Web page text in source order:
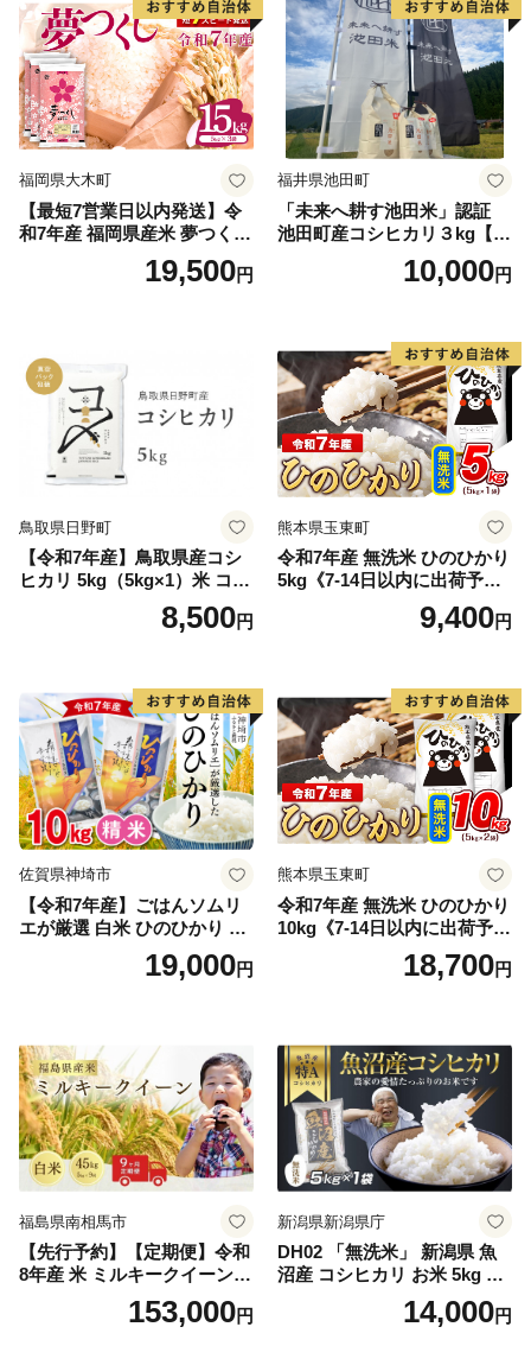
福岡県大木町
【最短7営業日以内発送】令
和7年産 福岡県産米 夢つくし
15kg 精米 ※北海道・沖縄・
19,500円
福井県池田町
「未来へ耕す池田米」認証
池田町産コシヒカリ３kg【お
1人様につき３セットまで】
10,000円
鳥取県日野町
【令和7年産】鳥取県産コシ
ヒカリ 5kg（5kg×1）米 コシ
ヒカリ こしひかり お米 白米
精米 5キロ おこめ こめ コメ
野町産 Elevation
8,500円
熊本県玉東町
令和7年産 無洗米 ひのひかり
5kg《7-14日以内に出荷予定
(土日祝除く)》コメ 米 無洗米
高レビュー｜人気米 熊本県
9,400円
佐賀県神埼市
【令和7年産】ごはんソムリ
エが厳選 白米 ひのひかり 10
米 10kg 5kg×2 ひのひかり ブ
19,000円
熊本県玉東町
令和7年産 無洗米 ひのひかり
10kg《7-14日以内に出荷予定
(土日祝除く)》コメ 米 無洗米
令和7年産 高レビュー｜人気
18,700円
福島県南相馬市
【先行予約】【定期便】令和
8年産 米 ミルキークイーン
白米 45kg (5kg×9回) | ミルキ
ークイーン 米5kg 福島 福島
153,000円
新潟県新潟県庁
DH02 「無洗米」 新潟県 魚
沼産 コシヒカリ お米 5kg こ
しひかり 精米 米（お米の美
味しい炊き方ガイド付き）
14,000円